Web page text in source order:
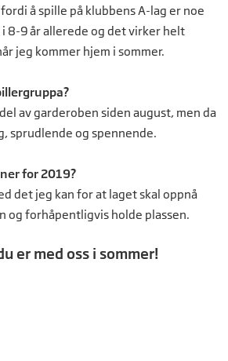
å spille på klubbens A-lag er noe
8-9 år allerede og det virker helt
jeg kommer hjem i sommer.
av garderoben siden august, men da
sprudlende og spennende.
for 2019?
det jeg kan for at laget skal oppnå
og forhåpentligvis holde plassen.
er med oss i sommer!